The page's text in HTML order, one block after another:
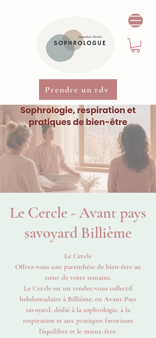
Prendre un rdv
Le Cercle - Avant pays
savoyard Billième
Le Cercle
Offrez-vous une parenthèse de bien-être au
cœur de votre semaine.
Le Cercle est un rendez-vous collectif
hebdomadaire à Billième, en Avant-Pays
savoyard, dédié à la sophrologie, à la
respiration et aux pratiques favorisant
l'équilibre et le mieux-être.